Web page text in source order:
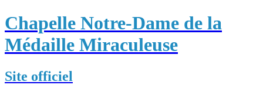
Chapelle Notre-Dame de la
Médaille Miraculeuse
Site officiel